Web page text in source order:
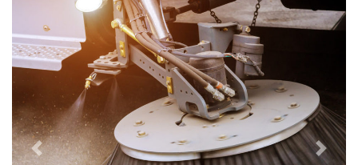
Previous Next